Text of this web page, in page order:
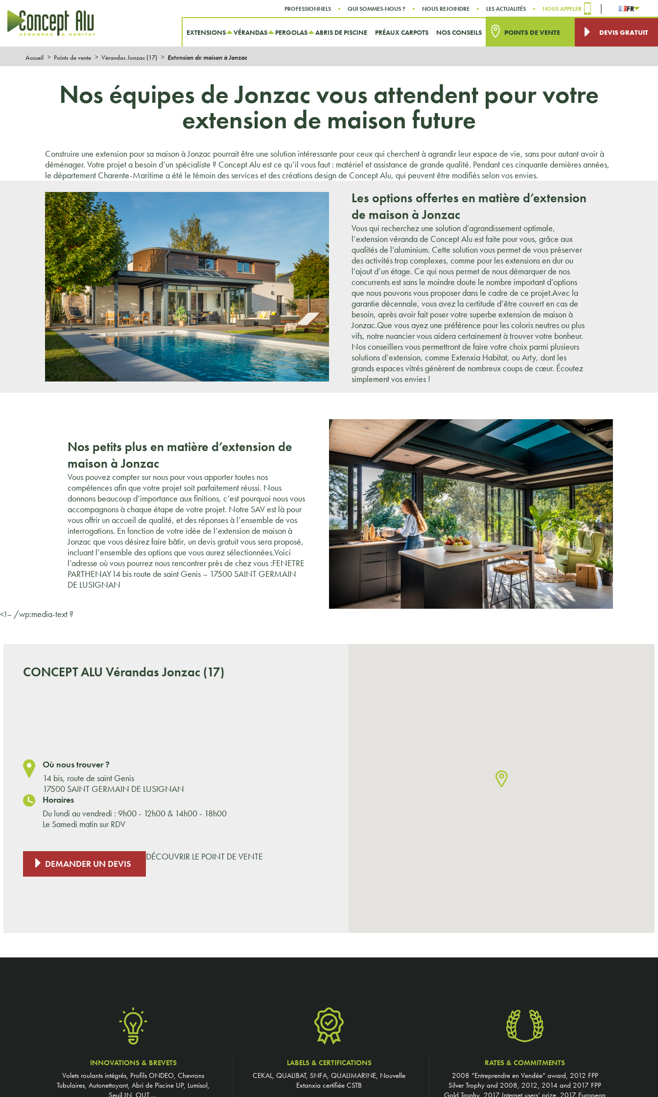
Aller au menu
Aller au contenu
PROFESSIONNELS QUI SOMMES-NOUS ? NOUS REJOINDRE LES ACTUALITÉS NOUS APPELER FR
EXTENSIONS VÉRANDAS PERGOLAS ABRIS DE PISCINE PRÉAUX CARPOTS NOS CONSEILS POINTS DE VENTE DEVIS GRATUIT
Accueil Points de vente Vérandas Jonzac (17) Extension de maison à Jonzac
Nos équipes de Jonzac vous attendent pour votre
extension de maison future
Construire une extension pour sa maison à Jonzac pourrait être une solution intéressante pour ceux qui cherchent à agrandir leur espace de vie, sans pour autant avoir à
déménager. Votre projet a besoin d’un spécialiste ? Concept Alu est ce qu’il vous faut : matériel et assistance de grande qualité. Pendant ces cinquante dernières années,
le département Charente-Maritime a été le témoin des services et des créations design de Concept Alu, qui peuvent être modifiés selon vos envies.
Les options offertes en matière d’extension
de maison à Jonzac
Vous qui recherchez une solution d’agrandissement optimale,
l’extension véranda de Concept Alu est faite pour vous, grâce aux
qualités de l’aluminium. Cette solution vous permet de vous préserver
des activités trop complexes, comme pour les extensions en dur ou
l’ajout d’un étage. Ce qui nous permet de nous démarquer de nos
concurrents est sans le moindre doute le nombre important d’options
que nous pouvons vous proposer dans le cadre de ce projet.Avec la
garantie décennale, vous avez la certitude d’être couvert en cas de
besoin, après avoir fait poser votre superbe extension de maison à
Jonzac.Que vous ayez une préférence pour les coloris neutres ou plus
vifs, notre nuancier vous aidera certainement à trouver votre bonheur.
Nos conseillers vous permettront de faire votre choix parmi plusieurs
solutions d’extension, comme Extenxia Habitat, ou Arty, dont les
grands espaces vitrés génèrent de nombreux coups de cœur. Écoutez
simplement vos envies !
Nos petits plus en matière d’extension de
maison à Jonzac
Vous pouvez compter sur nous pour vous apporter toutes nos
compétences afin que votre projet soit parfaitement réussi. Nous
donnons beaucoup d’importance aux finitions, c’est pourquoi nous vous
accompagnons à chaque étape de votre projet. Notre SAV est là pour
vous offrir un accueil de qualité, et des réponses à l’ensemble de vos
interrogations. En fonction de votre idée de l’extension de maison à
Jonzac que vous désirez faire bâtir, un devis gratuit vous sera proposé,
incluant l’ensemble des options que vous aurez sélectionnées.Voici
l’adresse où vous pourrez nous rencontrer près de chez vous :FENETRE
PARTHENAY14 bis route de saint Genis – 17500 SAINT GERMAIN
DE LUSIGNAN
<!– /wp:media-text ?
CONCEPT ALU Vérandas Jonzac (17)
Où nous trouver ?
14 bis, route de saint Genis
17500 SAINT GERMAIN DE LUSIGNAN
Horaires
Du lundi au vendredi : 9h00 - 12h00 & 14h00 - 18h00
Le Samedi matin sur RDV
DEMANDER UN DEVIS
DÉCOUVRIR LE POINT DE VENTE
INNOVATIONS & BREVETS
Volets roulants intégrés, Profils ONDEO, Chevrons
Tubulaires, Autonettoyant, Abri de Piscine UP, Lumisol,
LABELS & CERTIFICATIONS
CEKAL, QUALIBAT, SNFA, QUALIMARINE, Nouvelle
Extanxia certifiée CSTB
RATES & COMMITMENTS
2008 “Entreprendre en Vendée” award, 2012 FPP
Silver Trophy and 2008, 2012, 2014 and 2017 FPP